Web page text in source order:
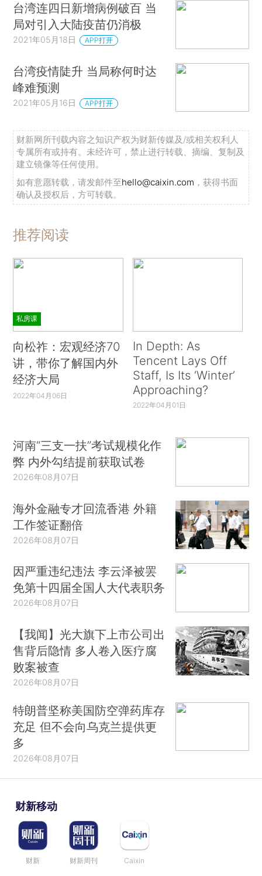
台湾连四日新增病例破百 当
局对引入大陆疫苗仍消极
2021年05月18日 APP打开
台湾疫情陡升 当局称何时达
峰难预测
2021年05月16日 APP打开
财新网所刊载内容之知识产权为财新传媒及/或相关权利人
专属所有或持有。未经许可，禁止进行转载、摘编、复制及
建立镜像等任何使用。
如有意愿转载，请发邮件至hello@caixin.com ，获得书面
确认及授权后，方可转载。
推荐阅读
私房课
向松祚：宏观经济70
讲，带你了解国内外
经济大局
2022年04月06日
In Depth: As
Tencent Lays Off
Staff, Is Its ‘Winter’
Approaching?
2022年04月01日
河南“三支一扶”考试规模化作
弊 内外勾结提前获取试卷
2026年08月07日
海外金融专才回流香港 外籍
工作签证翻倍
2026年08月07日
因严重违纪违法 李云泽被罢
免第十四届全国人大代表职务
2026年08月07日
【我闻】光大旗下上市公司出
售背后隐情 多人卷入医疗腐
败案被查
2026年08月07日
特朗普坚称美国防空弹药库存
充足 但不会向乌克兰提供更
多
2026年08月07日
财新移动
财新 财新周刊 Caixin